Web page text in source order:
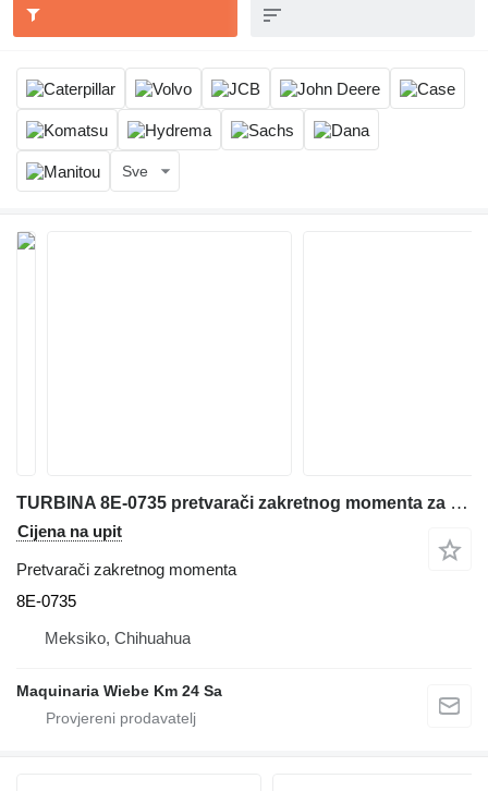
Sve
TURBINA 8E-0735 pretvarači zakretnog momenta za Caterpillar 426 kombinirke
Cijena na upit
Pretvarači zakretnog momenta
8E-0735
Meksiko, Chihuahua
Maquinaria Wiebe Km 24 Sa